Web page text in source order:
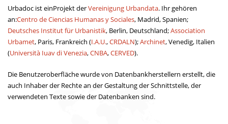
Urbadoc ist einProjekt derVereinigung Urbandata. Ihr gehören
an:Centro de Ciencias Humanas y Sociales, Madrid, Spanien;
Deutsches Institut für Urbanistik, Berlin, Deutschland;Association
Urbamet, Paris, Frankreich (I.A.U.,CRDALN);Archinet, Venedig, Italien
(Università Iuav di Venezia,CNBA,CERVED).
Die Benutzeroberfläche wurde von Datenbankherstellern erstellt, die
auch Inhaber der Rechte an der Gestaltung der Schnittstelle, der
verwendeten Texte sowie der Datenbanken sind.